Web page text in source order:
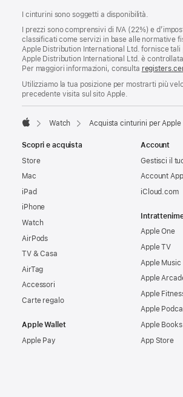
I cinturini sono soggetti a disponibilità.
I prezzi sono comprensivi di IVA (22%) e
classificati come servizi in base alle normative
Apple Distribution International Ltd. fornisce tali
Apple Distribution International Ltd. è
Per maggiori informazioni, consulta
Utilizziamo la tua posizione per mostrarti più
precedente visita sul sito Apple.
Watch Acquista cinturini per Apple
Scopri e acquista
Store
Mac
iPad
iPhone
Watch
AirPods
TV & Casa
AirTag
Accessori
Carte regalo
Apple Wallet
Apple Pay
Account
Gestisci il
Account
iCloud.com
Apple One
Apple TV
Apple Music
Apple
Apple
Apple
Apple Books
App Store